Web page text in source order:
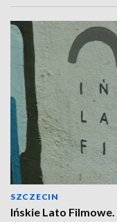
SZCZECIN
Ińskie Lato